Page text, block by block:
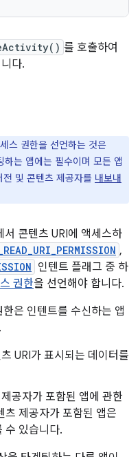
를 호출하여
다.
스 권한을 선언하는 것은
는 앱에는 필수이며 모든 앱
및 콘텐츠 제공자를 내보내
콘텐츠 URI에 액세스하
,
인텐트 플래그 중 하
권한을 선언해야 합니다.
은 인텐트를 수신하는 앱
URI가 표시되는 데이터를
공자가 포함된 앱에 관한
츠 제공자가 포함된 앱은
수 있습니다.